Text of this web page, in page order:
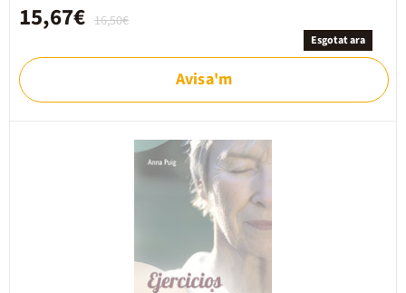
16,50€
15,67€
Esgotat ara
Avisa'm